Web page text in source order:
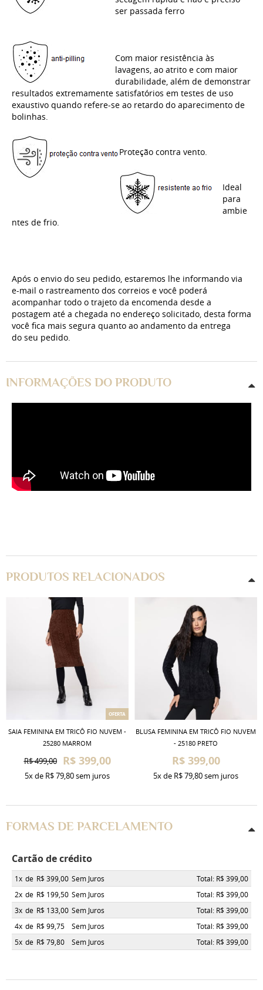
ser passada ferro
Com maior resistência às
lavagens, ao atrito e com maior
durabilidade, além de demonstrar
resultados extremamente satisfatórios em testes de uso
exaustivo quando refere-se ao retardo do aparecimento de
bolinhas.
Proteção contra vento.
Ideal
para
ambie
ntes de frio.
Após o envio do seu pedido, estaremos lhe informando via
e-mail o rastreamento dos correios e você poderá
acompanhar todo o trajeto da encomenda desde a
postagem até a chegada no endereço solicitado, desta forma
você fica mais segura quanto ao andamento da entrega
do seu pedido.
INFORMAÇÕES DO PRODUTO
PRODUTOS RELACIONADOS
OFERTA
SAIA FEMININA EM TRICÔ FIO NUVEM -
25280 MARROM
R$ 499,00 R$ 399,00
5xde R$ 79,80sem juros
BLUSA FEMININA EM TRICÔ FIO NUVEM
- 25180 PRETO
R$ 399,00
5xde R$ 79,80sem juros
FORMAS DE PARCELAMENTO
Cartão de crédito
1x de R$ 399,00 Sem Juros
Total: R$ 399,00
2x de R$ 199,50 Sem Juros
Total: R$ 399,00
3x de R$ 133,00 Sem Juros
Total: R$ 399,00
4x de R$ 99,75 Sem Juros
Total: R$ 399,00
5x de R$ 79,80 Sem Juros Total: R$ 399,00